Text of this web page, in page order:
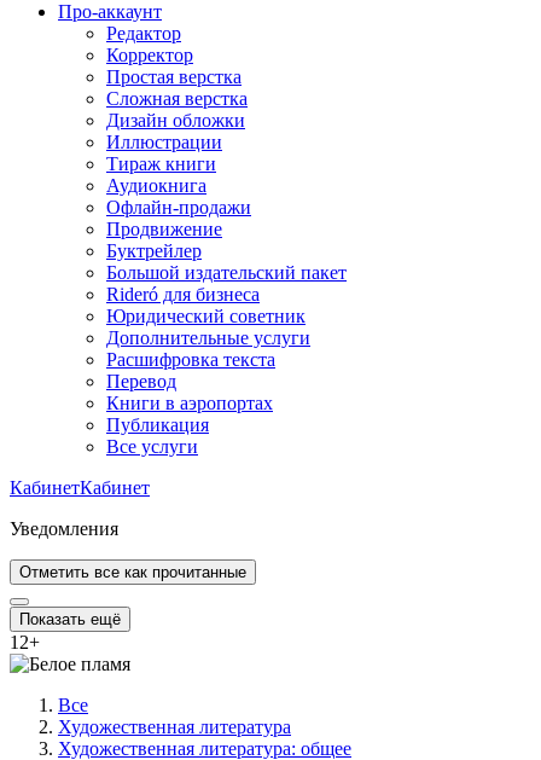
Про-аккаунт
Редактор
Корректор
Простая верстка
Сложная верстка
Дизайн обложки
Иллюстрации
Тираж книги
Аудиокнига
Офлайн-продажи
Продвижение
Буктрейлер
Большой издательский пакет
Rideró для бизнеса
Юридический советник
Дополнительные услуги
Расшифровка текста
Перевод
Книги в аэропортах
Публикация
Все услуги
КабинетКабинет
Уведомления
Отметить все как прочитанные
Показать ещё
12+
Все
Художественная литература
Художественная литература: общее